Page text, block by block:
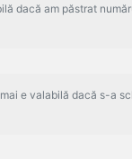
dacă am păstrat
e valabilă dacă s-a